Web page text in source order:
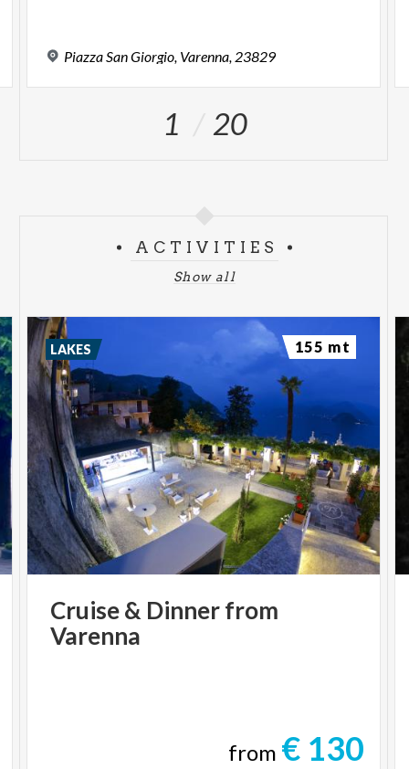
PiazzaSanGiorgio, Varenna, 23829
1 20
ACTIVITIES
Show all
Cruise& Dinnerfrom
Varenna
from € 130
LAKES 155 mt